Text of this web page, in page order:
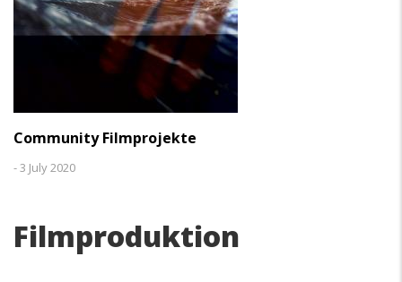
Community Filmprojekte
-3 July 2020
Filmproduktion